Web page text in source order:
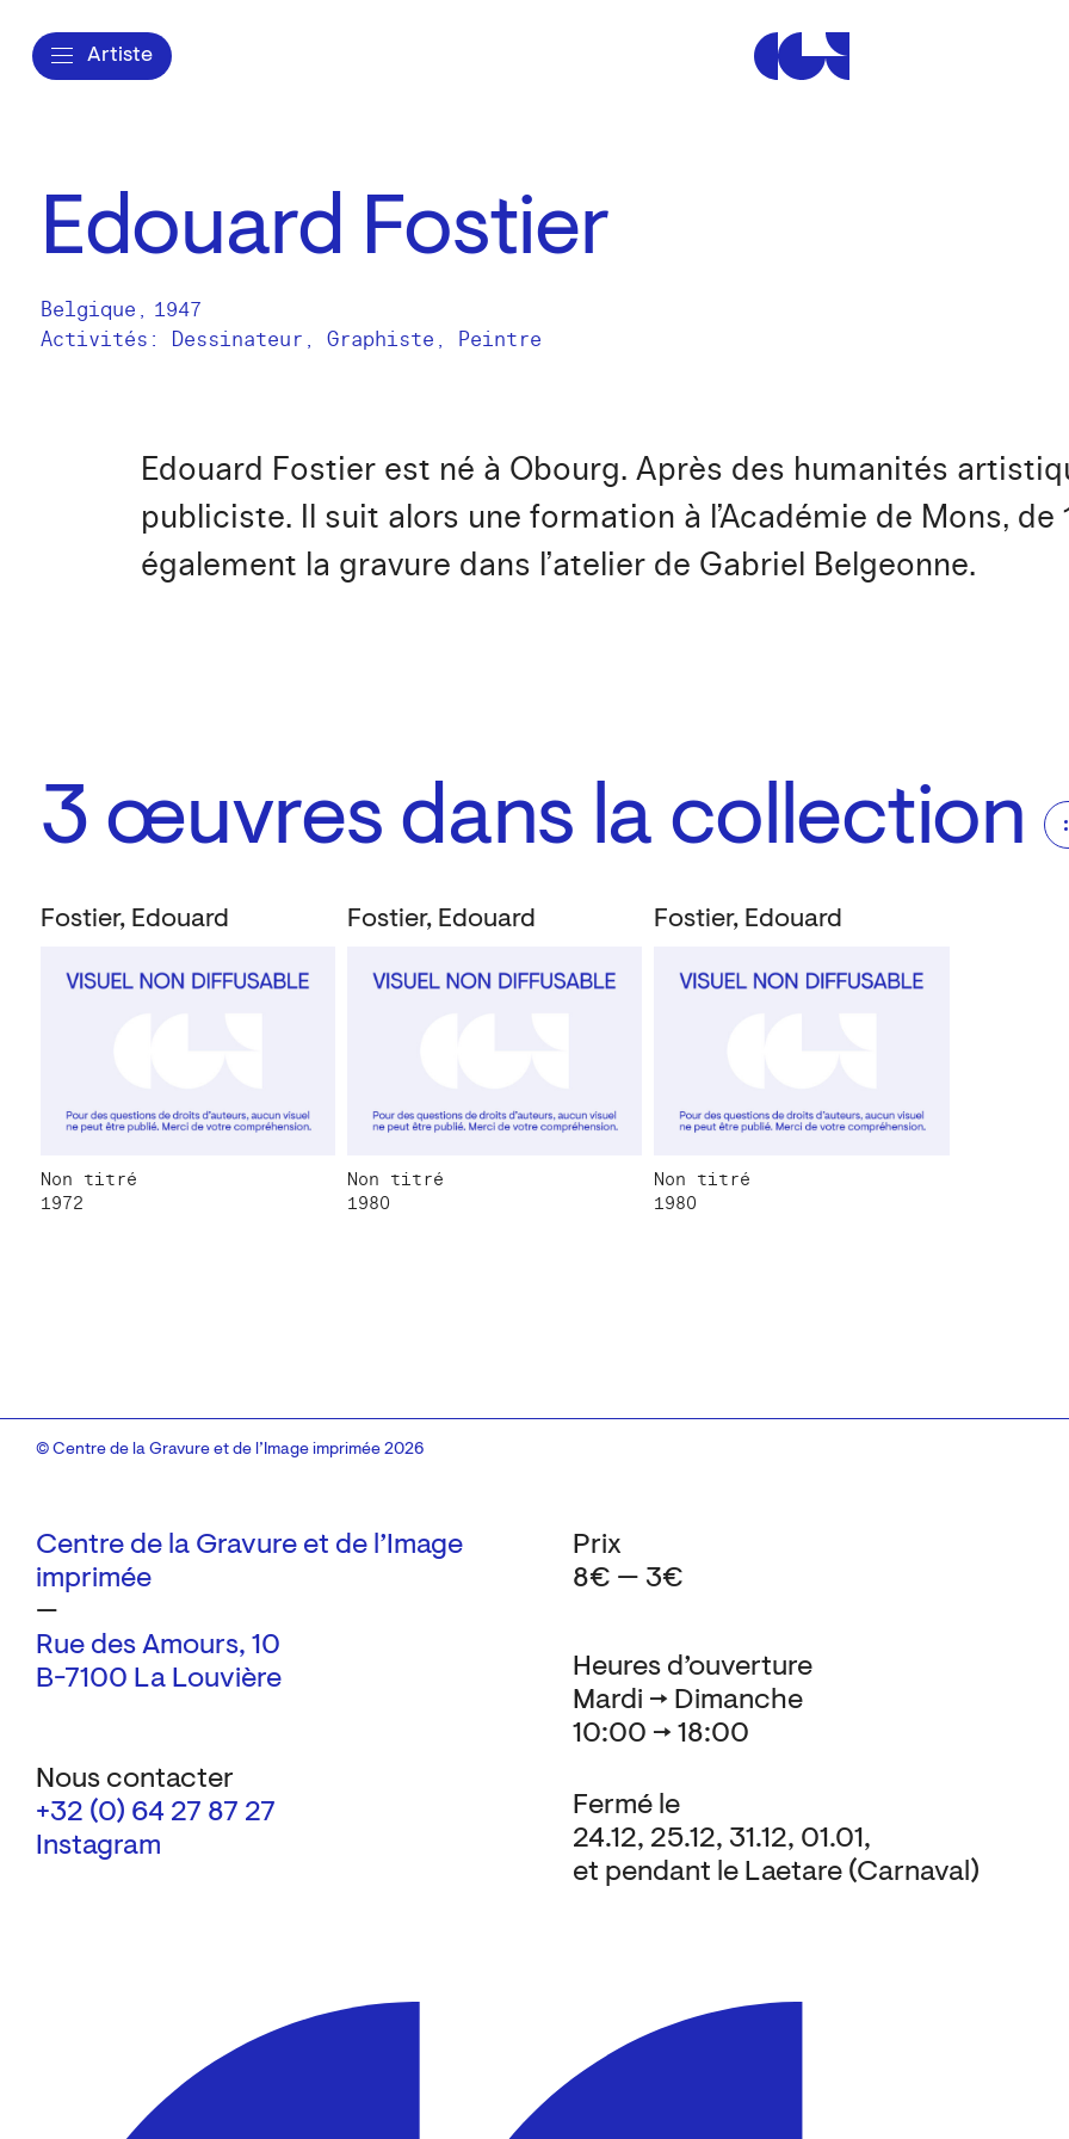
Artiste Centre de la Gravure et
Edouard Fostier
Belgique , 1947
Activités: Dessinateur Graphiste Peintre
Edouard Fostier est né à Obourg. Après des humanités
publiciste. Il suit alors une formation à l’Académie de Mons, de
également la gravure dans l’atelier de Gabriel Belgeonne.
3 œuvres dans la collection
Fostier, Edouard
Non titré
1972
Fostier, Edouard
Non titré
1980
Fostier, Edouard
Non titré
1980
Centre de la Gravure et de l’Image
imprimée
—
Rue des Amours, 10
B-7100 La Louvière
Nous contacter
+32 (0) 64 27 87 27
Instagram
Heures d’ouverture
Mardi → Dimanche
10:00 → 18:00
Fermé le
24.12, 25.12, 31.12, 01.01,
et pendant le Laetare (Carnaval)
Prix
8€ — 3€
© Centre de la Gravure et de l’Image imprimée 2026